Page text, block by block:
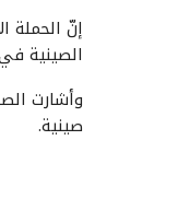
إنّ الحملة
الصينية
وأشارت
صينية.